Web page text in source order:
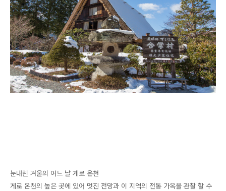
눈내린 겨울의 어느 날 게로 온천
게로 온천의 높은 곳에 있어 멋진 전망과 이 지역의 전통 가옥을 관찰 할 수